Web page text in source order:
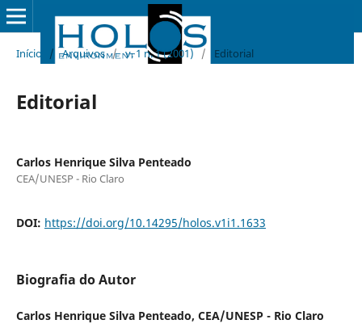
Início / Arquivos / v. 1 n. 1 (2001) / Editorial
Editorial
Carlos Henrique Silva Penteado
CEA/UNESP - Rio Claro
DOI: https://doi.org/10.14295/holos.v1i1.1633
Biografia do Autor
Carlos Henrique Silva Penteado, CEA/UNESP - Rio Claro